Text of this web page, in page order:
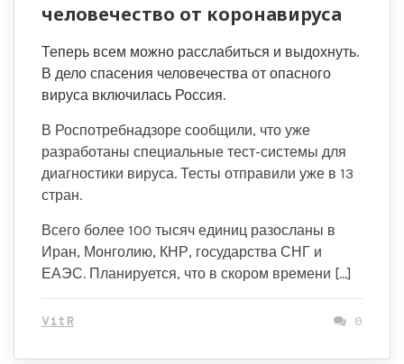
человечество от коронавируса
Теперь всем можно расслабиться и выдохнуть.
В дело спасения человечества от опасного
вируса включилась Россия.
В Роспотребнадзоре сообщили, что уже
разработаны специальные тест-системы для
диагностики вируса. Тесты отправили уже в 13
стран.
Всего более 100 тысяч единиц разосланы в
Иран, Монголию, КНР, государства СНГ и
ЕАЭС. Планируется, что в скором времени […]
VitR 0